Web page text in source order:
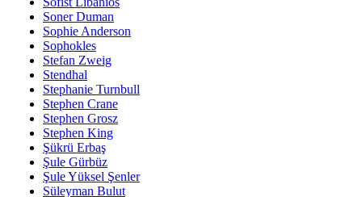
Soner Duman
Sophie Anderson
Sophokles
Stefan Zweig
Stendhal
Stephanie Turnbull
Stephen Crane
Stephen Grosz
Stephen King
Şükrü Erbaş
Şule Gürbüz
Şule Yüksel Şenler
Süleyman Bulut